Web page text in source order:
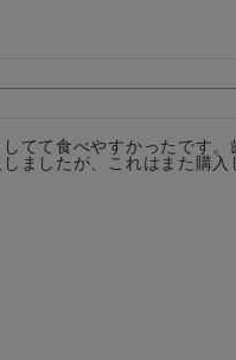
てて食べやすかったです
ましたが、これはまた購入